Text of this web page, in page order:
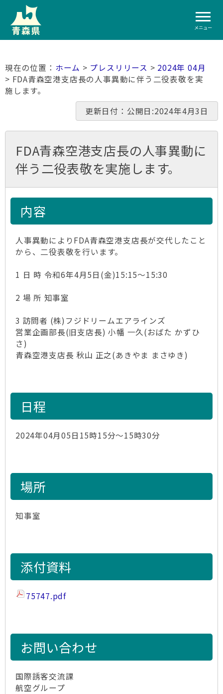
メニュー
ホーム > プレスリリース > 2024年 04月
> FDA青森空港支店長の人事異動に伴う二役表敬を実
施します。
更新日付：公開日:2024年4月3日
FDA青森空港支店長の人事異動に
伴う二役表敬を実施します。
内容
人事異動によりFDA青森空港支店長が交代したこと
から、二役表敬を行います。
1 日 時 令和6年4月5日(金)15:15～15:30
2 場 所 知事室
3 訪問者 (株)フジドリームエアラインズ
営業企画部長(旧支店長) 小幡 一久(おばた かずひ
さ)
青森空港支店長 秋山 正之(あきやま まさゆき)
日程
2024年04月05日15時15分～15時30分
場所
知事室
添付資料
75747.pdf
お問い合わせ
国際誘客交流課
航空グループ